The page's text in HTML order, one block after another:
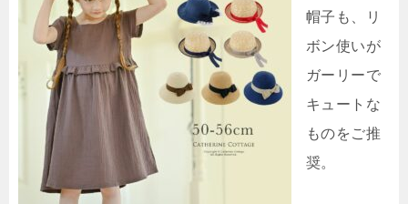
帽子も、リ
ボン使いが
ガーリーで
キュートな
ものをご推
奨。